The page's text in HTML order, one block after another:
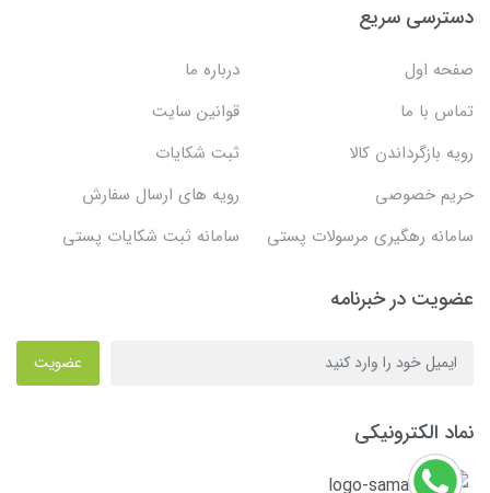
دسترسی سریع
صفحه اول
درباره ما
تماس با ما
قوانین سایت
رویه بازگرداندن کالا
ثبت شکایات
حریم خصوصی
رویه های ارسال سفارش
سامانه رهگیری مرسولات پستی
سامانه ثبت شکایات پستی
عضویت در خبرنامه
عضویت
نماد الکترونیکی